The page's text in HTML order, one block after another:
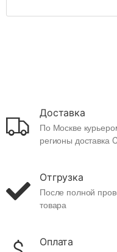
Доставка
По Москве
регионы доставка
Отгрузка
После полной
товара
Оплата